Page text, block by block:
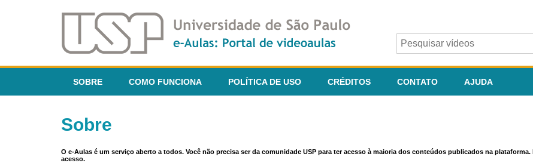
SOBRE COMO FUNCIONA POLÍTICA DE USO CRÉDITOS CONTATO AJUDA
Sobre
O e-Aulas é um serviço aberto a todos. Você não precisa ser da comunidade USP para ter acesso à maioria dos conteúdos publicados na
acesso.